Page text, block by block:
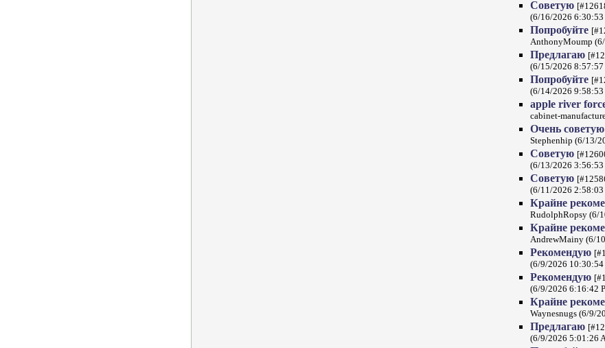
Советую
(6/16/2026
Попробуйте
AnthonyMoump
Предлагаю
(6/15/2026
Попробуйте
(6/14/2026
apple river
cabinet-
Очень советую
Stephenhip (6/13/
Советую
(6/13/2026
Советую
(6/11/2026
Крайне
RudolphRopsy (6/
Крайне
AndrewMainy (6/
Рекомендую
(6/9/2026
Рекомендую
(6/9/2026 6:16:42
Крайне
Waynesnugs (6/9/
Предлагаю
(6/9/2026 5:01:26